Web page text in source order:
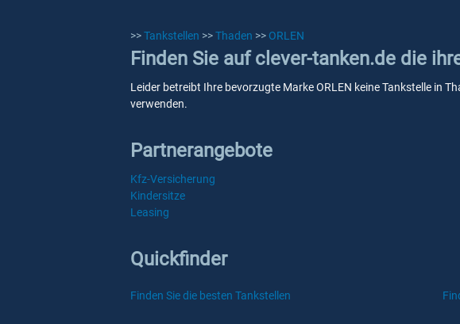
>>Tankstellen >>Thaden >> ORLEN
Finden Sie auf clever-tanken.de die
Leider betreibt Ihre bevorzugte Marke ORLEN keine Tankstelle in
verwenden.
Partnerangebote
Kfz-Versicherung
Kindersitze
Leasing
Quickfinder
Finden Sie die besten Tankstellen